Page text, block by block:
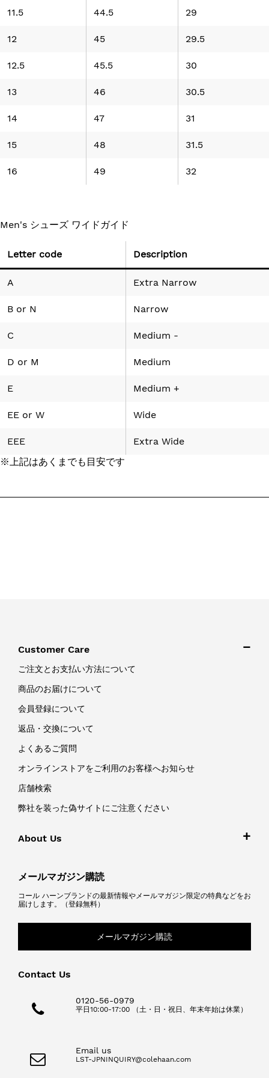
11.5 44.5 29
12 45 29.5
12.5 45.5 30
13 46 30.5
14 47 31
15 48 31.5
16 49 32
Men's シューズ ワイドガイド
Letter code Description
A Extra Narrow
B or N Narrow
C Medium -
D or M Medium
E Medium +
EE or W Wide
EEE
Extra Wide
※上記はあくまでも目安です
Customer Care
ご注文とお支払い方法について
商品のお届けについて
会員登録について
返品・交換について
よくあるご質問
オンラインストアをご利用のお客様へお知らせ
店舗検索
弊社を装った偽サイトにご注意ください
About Us
メールマガジン購読
コール ハーンブランドの最新情報やメールマガジン限定の特典などをお
届けします。（登録無料）
メールマガジン購読
Contact Us
0120-56-0979
平日10:00-17:00 （土・日・祝日、年末年始は休業）
Email us
LST-JPNINQUIRY@colehaan.com